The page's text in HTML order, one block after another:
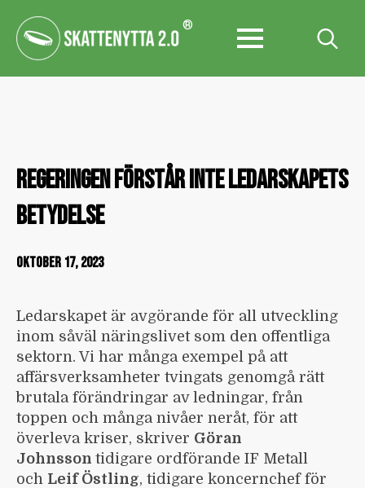
®
REGERINGEN FÖRSTÅR INTE LEDARSKAPETS
BETYDELSE
OKTOBER 17, 2023
Ledarskapet är avgörande för all utveckling
inom såväl näringslivet som den offentliga
sektorn. Vi har många exempel på att
affärsverksamheter tvingats genomgå rätt
brutala förändringar av ledningar, från
toppen och många nivåer neråt, för att
överleva kriser, skriver Göran
Johnsson tidigare ordförande IF Metall
och Leif Östling, tidigare koncernchef för